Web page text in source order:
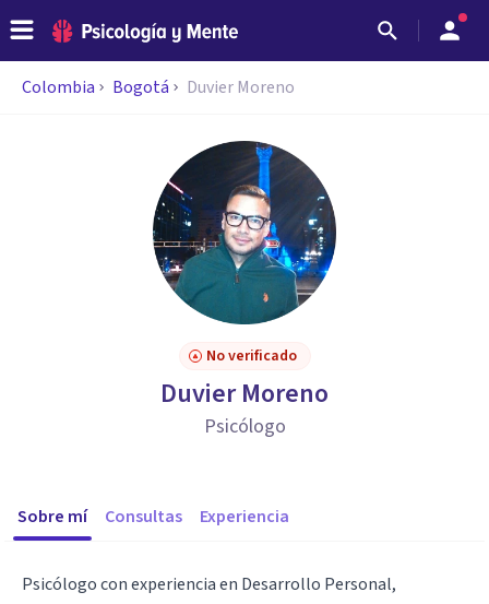
Colombia Bogotá Duvier Moreno
No verificado
Duvier Moreno
Psicólogo
Sobre mí Consultas Experiencia
Psicólogo con experiencia en Desarrollo Personal,